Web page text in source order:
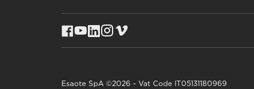
Esaote SpA ©2026 - Vat Code IT05131180969